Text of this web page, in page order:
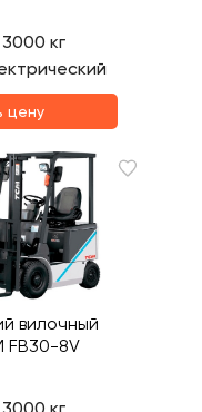
3000 кг
цену
вилочный
FB30-8V